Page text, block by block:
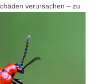
verursachen – zu